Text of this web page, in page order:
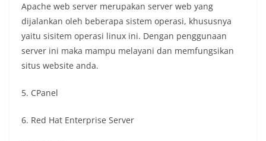
Apache web server merupakan server web yang
dijalankan oleh beberapa sistem operasi, khususnya
yaitu sisitem operasi linux ini. Dengan penggunaan
server ini maka mampu melayani dan memfungsikan
situs website anda.
5. CPanel
6. Red Hat Enterprise Server